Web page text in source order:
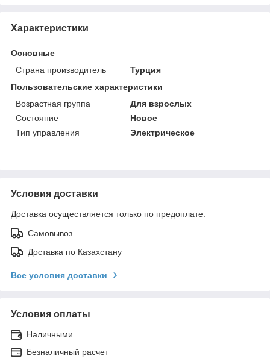
Характеристики
Основные
Страна производитель
Турция
Пользовательские характеристики
Возрастная группа
Для взрослых
Состояние
Новое
Тип управления
Электрическое
Условия доставки
Доставка осуществляется только по предоплате.
Самовывоз
Доставка по Казахстану
Все условия доставки
Условия оплаты
Наличными
Безналичный расчет